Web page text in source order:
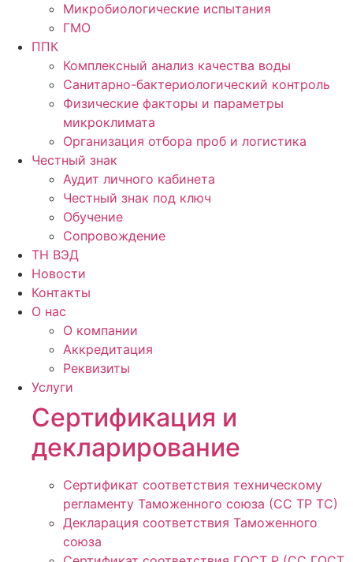
Микробиологические испытания
ГМО
ППК
Комплексный анализ качества воды
Санитарно-бактериологический контроль
Физические факторы и параметры
микроклимата
Организация отбора проб и логистика
Честный знак
Аудит личного кабинета
Честный знак под ключ
Обучение
Сопровождение
ТН ВЭД
Новости
Контакты
О нас
О компании
Аккредитация
Реквизиты
Услуги
Сертификация и
декларирование
Сертификат соответствия техническому
регламенту Таможенного союза (СС ТР ТС)
Декларация соответствия Таможенного
союза